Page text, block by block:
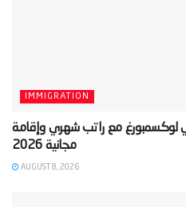
IMMIGRATION
لوكسمبورغ مع راتب شهري وإقامة
مجانية 2026‬
AUGUST 8, 2026